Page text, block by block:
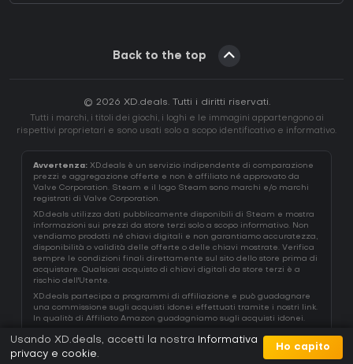
Back to the top
© 2026 XD.deals. Tutti i diritti riservati.
Tutti i marchi, i titoli dei giochi, i loghi e le immagini appartengono ai
rispettivi proprietari e sono usati solo a scopo identificativo e informativo.
Avvertenza: XD.deals è un servizio indipendente di comparazione
prezzi e aggregazione offerte e non è affiliato né approvato da
Valve Corporation. Steam e il logo Steam sono marchi e/o marchi
registrati di Valve Corporation.
XD.deals utilizza dati pubblicamente disponibili di Steam e mostra
informazioni sui prezzi da store terzi solo a scopo informativo. Non
vendiamo prodotti né chiavi digitali e non garantiamo accuratezza,
disponibilità o validità delle offerte o delle chiavi mostrate. Verifica
sempre le condizioni finali direttamente sul sito dello store prima di
acquistare. Qualsiasi acquisto di chiavi digitali da store terzi è a
rischio dell'Utente.
XD.deals partecipa a programmi di affiliazione e può guadagnare
una commissione sugli acquisti idonei effettuati tramite i nostri link.
In qualità di Affiliato Amazon guadagniamo sugli acquisti idonei.
Usando XD.deals, accetti la nostra
Informativa
privacy e cookie
Ho capito